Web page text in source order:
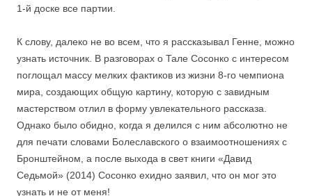
1-й доске все партии.
К слову, далеко не во всем, что я рассказывал Генне, можно
узнать источник. В разговорах о Тале Сосонко с интересом
поглощал массу мелких фактиков из жизни 8-го чемпиона
мира, создающих общую картину, которую с завидным
мастерством отлил в форму увлекательного рассказа.
Однако было обидно, когда я делился с ним абсолютно не
для печати словами Болеславского о взаимоотношениях с
Бронштейном, а после выхода в свет книги «Давид
Седьмой» (2014) Сосонко ехидно заявил, что он мог это
узнать и не от меня!